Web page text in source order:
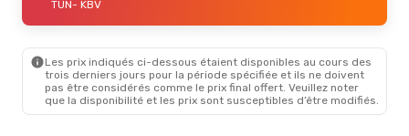
TUN- KBV
Les prix indiqués ci-dessous étaient disponibles au cours des
trois derniers jours pour la période spécifiée et ils ne doivent
pas être considérés comme le prix final offert. Veuillez noter
que la disponibilité et les prix sont susceptibles d’être modifiés.